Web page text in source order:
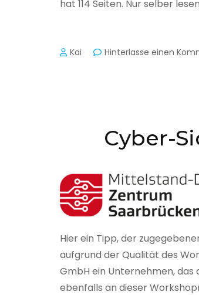
hat 114 Seiten. Nur selber
Kai Hinterlasse einen
Cyber-
Hier ein Tipp, der
aufgrund der Qualität des
GmbH ein Unternehmen,
ebenfalls an dieser